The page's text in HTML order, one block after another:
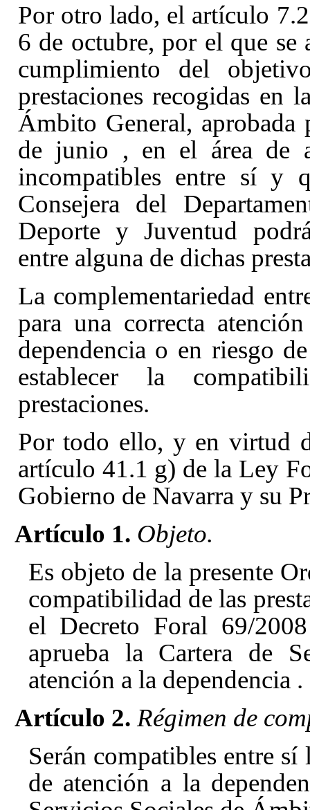
Por otro lado, el artículo
6 de octubre, por el que se
cumplimiento del
prestaciones recogidas en
Ámbito General,
de junio , en el área de
incompatibles entre sí y
Consejera del
Deporte y Juventud
entre alguna de dichas
La complementariedad
para una correcta
dependencia o en riesgo
establecer la
prestaciones.
Por todo ello, y en virtud
artículo 41.1 g) de la Ley
Gobierno de Navarra y su
Artículo 1. Objeto.
Es objeto de la presente
compatibilidad de las
el Decreto Foral 69/
aprueba la Cartera de
atención a la dependencia .
Artículo 2. Régimen de
Serán compatibles entre sí
de atención a la